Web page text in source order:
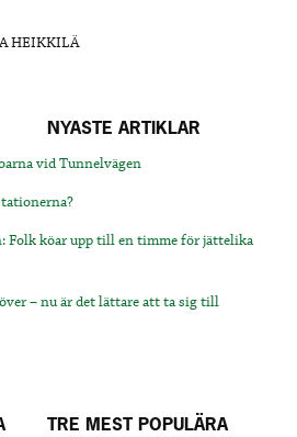
HEIKKILÄ
NYASTE ARTIKLAR
vid Tunnelvägen
Folk köar upp till en timme för jättelika
– nu är det lättare att ta sig till
TRE MEST POPULÄRA